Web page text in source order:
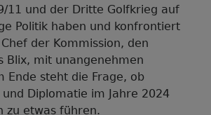
11 und der Dritte Golfkrieg auf
Politik haben und konfrontiert
der Kommission, den
Blix, mit unangenehmen
Ende steht die Frage, ob
Diplomatie im Jahre 2024
zu etwas führen.